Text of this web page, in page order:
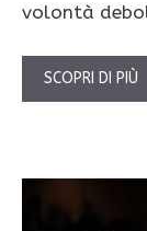
volontà
SCOPRI DI PIÙ